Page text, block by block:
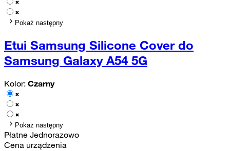
Pokaż następny
Etui Samsung Silicone Cover do
Samsung Galaxy A54 5G
Kolor: Czarny
Pokaż następny
Płatne Jednorazowo
Cena urządzenia